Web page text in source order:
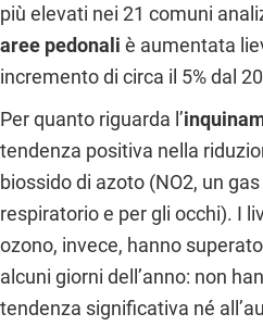
più elevati nei 21 comuni
aree pedonali è aumentata
incremento di circa il 5% dal
Per quanto riguarda l’
tendenza positiva nella
biossido di azoto (NO2, un
respiratorio e per gli occhi). I
ozono, invece, hanno
alcuni giorni dell’anno: non
tendenza significativa né